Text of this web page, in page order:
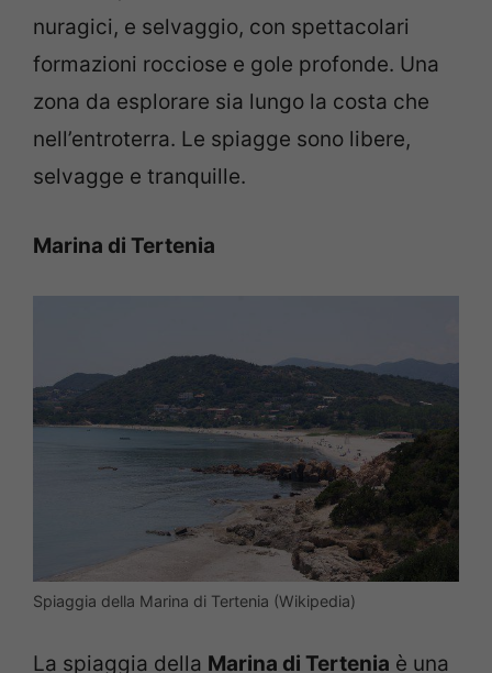
nuragici, e selvaggio, con spettacolari
formazioni rocciose e gole profonde. Una
zona da esplorare sia lungo la costa che
nell’entroterra. Le spiagge sono libere,
selvagge e tranquille.
Marina di Tertenia
Spiaggia della Marina di Tertenia (Wikipedia)
La spiaggia della Marina di Tertenia è una